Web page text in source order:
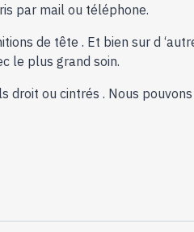
par mail ou téléphone.
de tête . Et bien sur d
le plus grand soin.
ou cintrés . Nous